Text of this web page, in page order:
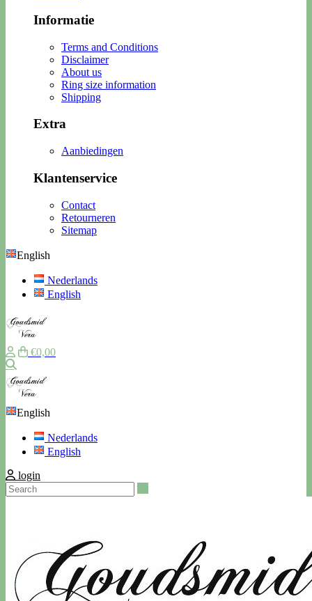
Informatie
Terms and Conditions
Disclaimer
About us
Ring size information
Shipping
Extra
Aanbiedingen
Klantenservice
Contact
Retourneren
Sitemap
English
Nederlands
English
€0,00
English
Nederlands
English
login